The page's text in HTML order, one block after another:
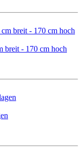
breit - 170 cm hoch